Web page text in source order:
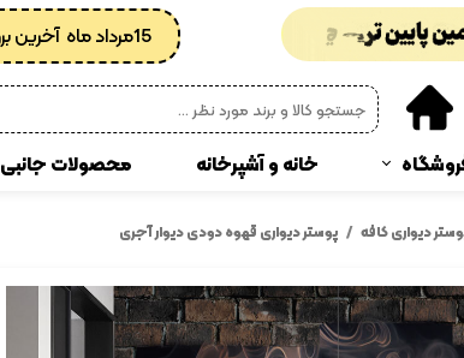
15مرداد ماه آخرین بروز رسانی قیمت های آلفا والز
چمن مصنوعی
پادری
خانه و آشپرخانه محصولات جانبی
دیواری کافه پوستر دیواری قهوه دودی دیوار آجری